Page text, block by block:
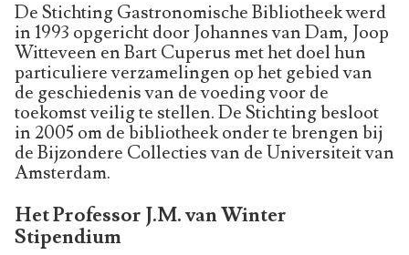
De Stichting Gastronomische Bibliotheek werd
in 1993 opgericht door Johannes van Dam, Joop
Witteveen en Bart Cuperus met het doel hun
particuliere verzamelingen op het gebied van
de geschiedenis van de voeding voor de
toekomst veilig te stellen. De Stichting besloot
in 2005 om de bibliotheek onder te brengen bij
de Bijzondere Collecties van de Universiteit van
Amsterdam.
Het Professor J.M. van Winter
Stipendium